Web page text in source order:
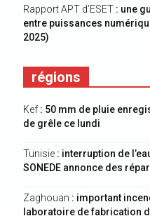
Rapport APT d’ESET : une
entre puissances
2025)
régions
Kef : 50 mm de pluie
de grêle ce lundi
Tunisie : interruption de
SONEDE annonce des
Zaghouan : important
laboratoire de fabrication